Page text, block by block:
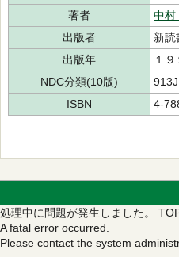
著者
中村
出版者
新読
出版年
１９
NDC分類(10版)
913J
ISBN
4-
処理中に問題が発生しました。
A fatal error occurred.
Please contact the system